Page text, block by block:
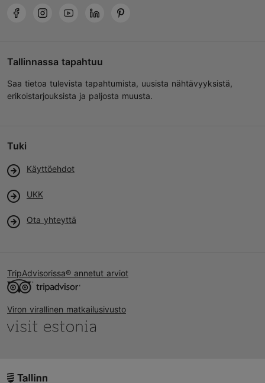
Tallinnassa tapahtuu
Saa tietoa tulevista tapahtumista, uusista nähtävyyksistä,
erikoistarjouksista ja paljosta muusta.
Tuki
Käyttöehdot
UKK
Ota yhteyttä
TripAdvisorissa® annetut arviot
Viron virallinen matkailusivusto